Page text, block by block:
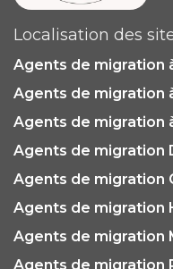
Localisation des
Agents de migration
Agents de migration
Agents de migration
Agents de migration
Agents de migration
Agents de migration
Agents de migration
Agents de migration